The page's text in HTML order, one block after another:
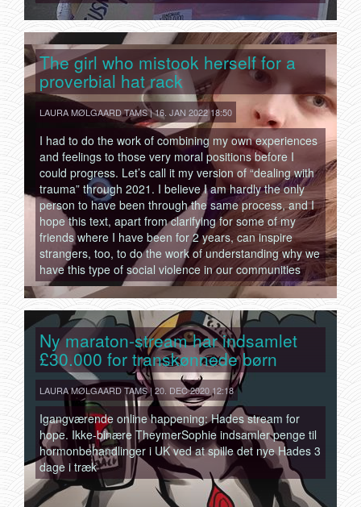
The girl who mistook herself for a
proverbial hat rack
LAURA MØLGAARD TAMS | 16. JAN 2022 18:50
I had to do the work of combining my own experiences
and feelings to those very moral positions before I
could progress. Let’s call it my version of “dealing with
trauma” through 2021. I believe I am hardly the only
person to have been through the same process, and I
hope this text, apart from clarifying for some of my
friends where I have been for 2 years, can inspire
strangers, too, to do the work of understanding why we
have this type of social violence in our communities
Ny maraton-stream har indsamlet
£30.000 for transkønnede børn
LAURA MØLGAARD TAMS | 20. DEC 2020 12:18
Igangværende online happening: Hades stream for
hope. Ikke-binære TheymerSophie indsamler penge til
hormonbehandlinger i UK ved at spille det nye Hades 3
dage i træk